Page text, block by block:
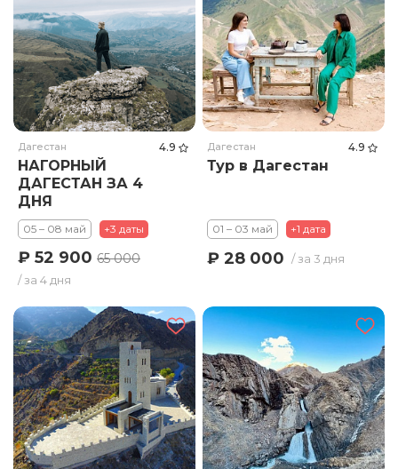
Дагестан 4.9
НАГОРНЫЙ
ДАГЕСТАН ЗА 4
ДНЯ
05 – 08 май +3 даты
₽ 52 900 65 000
/ за 4 дня
Дагестан 4.9
Тур в Дагестан
01 – 03 май +1 дата
₽ 28 000 / за 3 дня